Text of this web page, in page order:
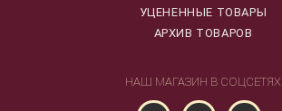
УЦЕНЕННЫЕ ТОВАРЫ
АРХИВ ТОВАРОВ
НАШ МАГАЗИН В СОЦСЕТЯХ